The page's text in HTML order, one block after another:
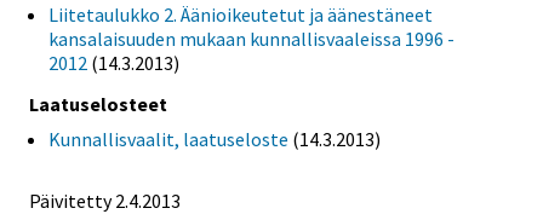
Liitetaulukko 2. Äänioikeutetut ja äänestäneet
kansalaisuuden mukaan kunnallisvaaleissa 1996 -
2012 (14.3.2013)
Laatuselosteet
Kunnallisvaalit, laatuseloste (14.3.2013)
Päivitetty 2.4.2013